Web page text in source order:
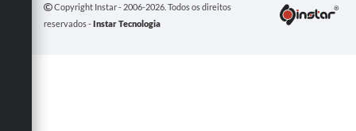
Copyright Instar - 2006-2026. Todos os direitos
reservados -Instar Tecnologia